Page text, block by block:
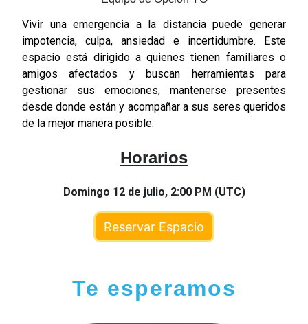
Vivir una emergencia a la distancia puede generar
impotencia, culpa, ansiedad e incertidumbre. Este
espacio está dirigido a quienes tienen familiares o
amigos afectados y buscan herramientas para
gestionar sus emociones, mantenerse presentes
desde donde están y acompañar a sus seres queridos
de la mejor manera posible.
Horarios
Domingo 12 de julio, 2:00 PM (UTC)
Reservar Espacio
Te esperamos